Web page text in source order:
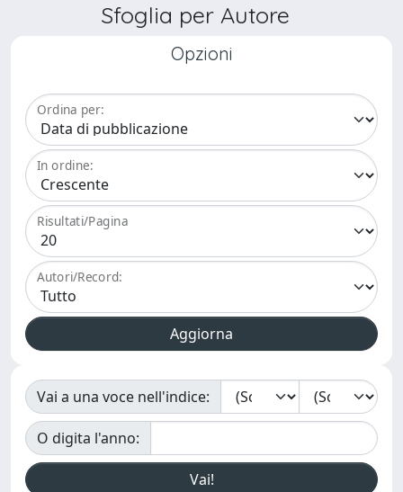
Sfoglia per Autore
Opzioni
Ordina per:
In ordine:
Risultati/Pagina
Autori/Record:
Vai a una voce nell'indice:
O digita l'anno: